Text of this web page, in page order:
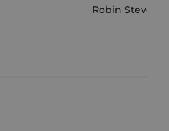
Robin Stevens